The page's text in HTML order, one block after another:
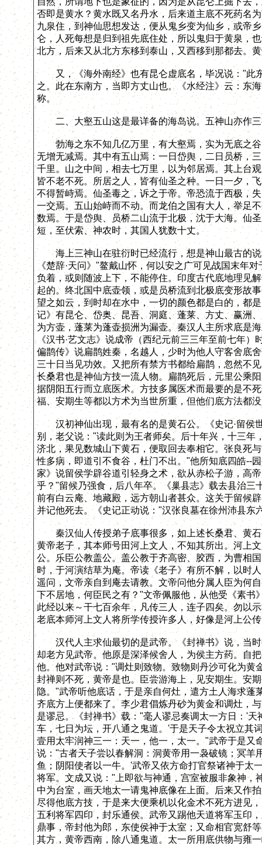
否即是黄水？黄水既又名丹水，后来道主底不死药名
九泉住，到神仙思想发达，便从鬼乡变为仙乡，或帝
仑，人死每想是归到祖先底住处，所以鬼归于黄泉，
北方，后来又从北方东移到泰山，又西移到那都去。
又，《海外南经》也有昆仑虚底名，毕况说："此东
之。此在东南方，当即方丈山也。《水经注》云：东
称。
二、大壑五山这是最详备的海岛说。五神山亦作三
勃海之东不知几亿万里，有大壑焉，实为无底之谷
无增无减焉。其中有五山焉：一日岱舆，二日员桥，
千里。山之中间，相去七万里，以为邻居焉。其上台
皆不老不死。所居之人，皆有仙圣之种。一日一夕，
不得暂峙焉。仙圣毒之，诉之于帝。帝恐流于西极，
一交焉。五山始峙而不动。而龙伯之国有大人，举足
数焉。于是岱舆、员桥二山流于北极，沈于大海。仙
短，至伏索、神农时，其国人犹数十丈。
海上三神山在驻衍时已经流行，想是神山最古的说
《楚辞·天问》"鳌戴山怀，何以安之广可见战国末年
负着，或则随波上下，不能停住。印度古代底地理见
起的。终北国中底壶领，或是员桥流到北极底变形故
望之如云，到时却在水中，一切的颜色都是白的，都
记》有昆仑、岱奥、昆吾、洞庭、蓬莱、方丈、赢洲
为方壶，蓬莱为蓬壶损洲为漏壶。秦汉人主所求底是
《汉书·艺文志》说成帝（西纪元前三三年至前七年
偏鹊传》说扁鹊姓秦，名越人，少时为他人守客舍底
三十日当见功效。又把所有禁方书都给扁鹊，忽然不
长桑君也是神仙方技一流人物。扁鹊死后，元里公乘
据阴阳五行而立底医术。方技多属医术而最要的是不
福、安期生等都以方术为当世所重，但他们底方法都
汉初神仙出现，最有名的是黄石公。《史记·留侯世
别，老父说："读此则为王者师矣。后十年兴，十三
济北，果见数城山下黄石，便取回去奉相它。张良死
性多病，即道引不食谷，杜门不出。"他所知底四皓--
家》说留侯学辟谷道引轻身之术，欲从赤松子游，高
乎？"留候乃强食，后八年卒。《巢县志》载去县治
前有白云庵、地藏殿，远方朝山者甚众。这关于留候
并记他死去。《史记正动说："汉张良墓在徐州沛县东
秦汉仙人传授弟子底事很多，如上述长桑君、黄石
黄帝老子，其本师号田河上文人，不知其所出。河上
公。乐臣公教盖公。盖公教于齐高密、胶西，为曹相
时，于河演结草为庵。帝读《老子》有所不解，以时
遥问，文帝亲自到庵去请教。文帝问他分属人臣为何
下不居地，何臣民之有？"文帝佩服他，从他受《素
此经以来～干七百余年，凡传三人，连子四矣。勿以
老底本师河上文人将所学传授许多人，好像是河上公
汉代人主求仙最切的是武帝。《封禅书》说，当时
却老方见武帝。他原是深泽候舍人，为侯主方药。自
他。他对武帝说："调灶则致物。致物则丹沙可化为
封禅则不死，黄帝是也。臣尝游海上，见安期生。安
隐。"武帝听他底话，于是亲自何灶，遣方土人海求
齐底方上便都来了。李少君倡炼丹砂为黄金和调灶，
是谬忌。《封禅书》载："毫人谬忌奏调太一方日：'
车，七日为坛，开八通之鬼道。'于是天子令太祝立其
壹用太牢润神三一：天一，他一，太一。"武帝于是
说："古者天子尝以春解洞：洞黄帝用一袅破镜；冥
鱼；阴阳使者以一牛。'武帝又依方命打官祭诸神于太
将军。文成又说："上即欲与神通，宫室被服非象神
中为台室，画天地太一请鬼神底像在上面。后来又作
尽得他底方技，于是来大便乘机以化金术不死方进见
五利将军四印，封乐通侯。武帝又踢他天道将军玉印
鼎事，帝封他为郎，东使侯神于太室；又命相官宽舒
其方，黄帝西南，除八通鬼道。太一所用底供物与雍